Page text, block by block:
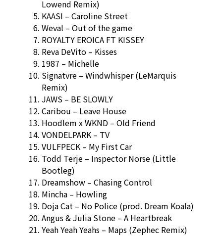
Lowend Remix)
KAASI – Caroline Street
Weval – Out of the game
ROYALTY EROICA FT KISSEY
‪Reva DeVito – Kisses
‪1987 – Michelle
Signatvre – Windwhisper (LeMarquis
Remix)
JAWS – BE SLOWLY
Caribou – Leave House
Hoodlem x WKND – Old Friend
VONDELPARK – TV
VULFPECK – My First Car
‪Todd Terje – Inspector Norse (Little
Bootleg)
‪Dreamshow – Chasing Control
‪Mincha – Howling
‪Doja Cat – No Police (prod. Dream Koala)
Angus & Julia Stone – A Heartbreak
Yeah Yeah Yeahs – Maps (Zephec Remix)